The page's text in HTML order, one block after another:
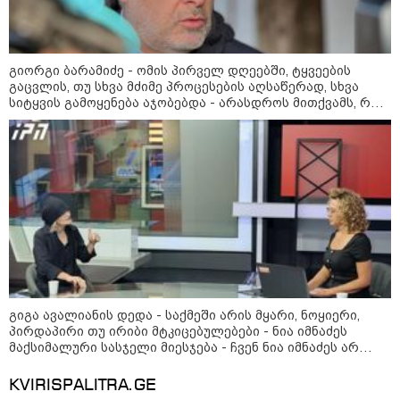
შეხვდებოდა“
„ფასები 2-3 წელში გაორმაგდება“
- ლოკაციები თბილისის
შემოგარენში, სადაც შესაძლოა,
მიწები გაძვირდეს
სამართალი
გიორგი ბარამიძე - ომის პირველ დღეებში, ტყვეების
გაცვლის, თუ სხვა მძიმე პროცესების აღსაწერად, სხვა
სიტყვის გამოყენება აჯობებდა - არასდროს მითქვამს, რომ
ჩვენები ხელებაწეულს ან დატყვევებულს "ხვრეტდნენ", ეგ
არასდროს მინახავს და არც რაიმე ფაქტი ვიცი
გიგა ავალიანის დედა - საქმეში არის მყარი, ნოყიერი,
პირდაპირი თუ ირიბი მტკიცებულებები - ნია იმნაძეს
მაქსიმალური სასჯელი მიესჯება - ჩვენ ნია იმნაძეს არ
დაკვეთაა, ჩვენ ვამბობთ, წაქეზებას, მანიპულირებას
KVIRISPALITRA.GE